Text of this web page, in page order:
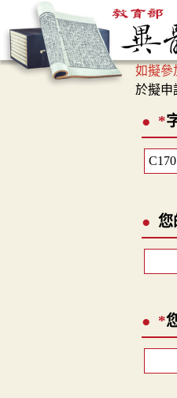
如擬參
於擬申
*
您
*